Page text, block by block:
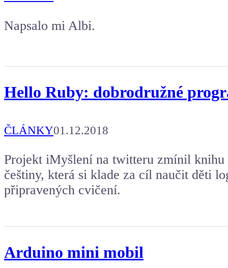
Napsalo mi Albi.
Hello Ruby: dobrodružné
ČLÁNKY01.12.2018
Projekt iMyšlení na twitteru zmínil knihu
češtiny, která si klade za cíl naučit děti
připravených cvičení.
Arduino mini mobil